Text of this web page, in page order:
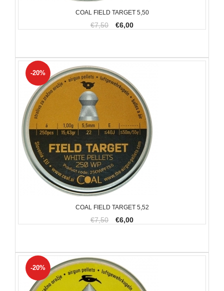
COAL FIELD TARGET 5,50
€7,50 €6,00
COAL FIELD TARGET 5,52
€7,50 €6,00
-20%
-20%